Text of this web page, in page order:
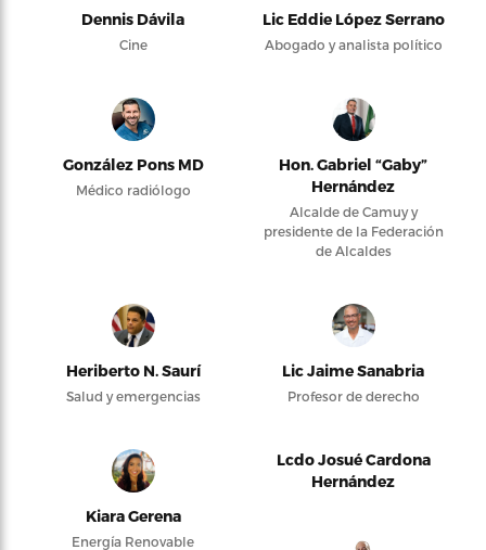
Dennis Dávila
Cine
Lic Eddie López Serrano
Abogado y analista político
González Pons MD
Médico radiólogo
Hon. Gabriel “Gaby”
Hernández
Alcalde de Camuy y
presidente de la Federación
de Alcaldes
Heriberto N. Saurí
Salud y emergencias
Lic Jaime Sanabria
Profesor de derecho
Kiara Gerena
Energía Renovable
Lcdo Josué Cardona
Hernández